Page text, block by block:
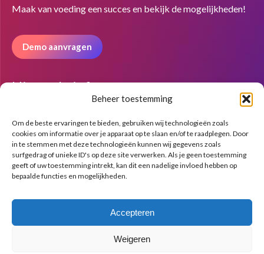
Beheer toestemming
Om de beste ervaringen te bieden, gebruiken wij technologieën zoals
cookies om informatie over je apparaat op te slaan en/of te raadplegen. Door
in te stemmen met deze technologieën kunnen wij gegevens zoals
surfgedrag of unieke ID's op deze site verwerken. Als je geen toestemming
geeft of uw toestemming intrekt, kan dit een nadelige invloed hebben op
bepaalde functies en mogelijkheden.
Accepteren
Weigeren
in
window
in
window
in
window
Maak van voeding een succes en bekijk de mogelijkheden!
Demo aanvragen
Nieuwsbrief
© Copyright BenFit |